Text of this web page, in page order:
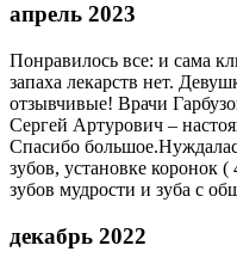
апрель 2023
Понравилось все: и сама
запаха лекарств нет.
отзывчивые! Врачи
Сергей Артурович –
Спасибо
зубов, установке коронок
зубов мудрости и зуба с
декабрь 2022